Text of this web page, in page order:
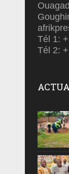
Tél 1:
Tél 2: